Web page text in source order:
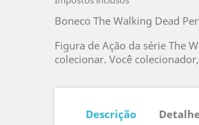
Boneco The Walking Dead
Figura de Ação da série The
colecionar. Você
Descrição